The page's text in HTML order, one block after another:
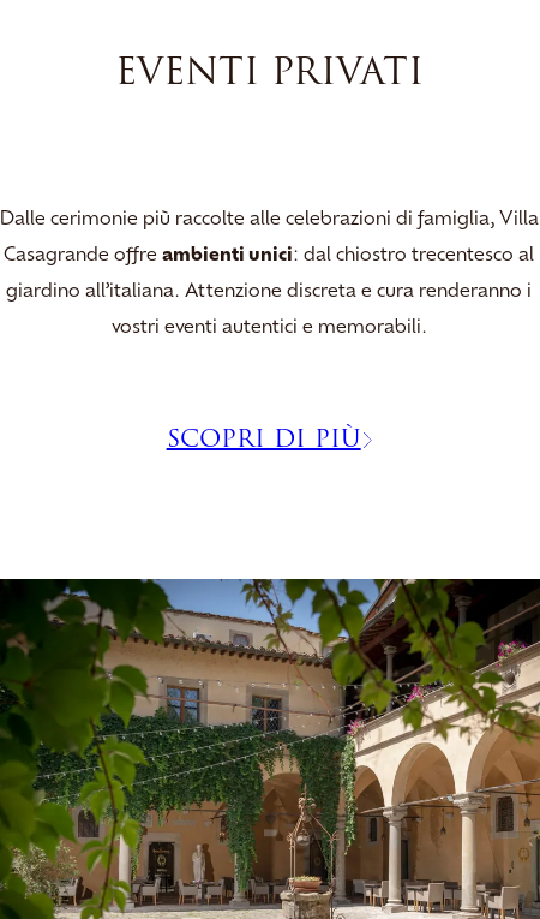
EVENTI PRIVATI
Dalle cerimonie più raccolte alle celebrazioni di famiglia, Villa
Casagrande offreambienti unici: dal chiostro trecentesco al
giardino all’italiana. Attenzione discreta e cura renderanno i
vostri eventi autentici e memorabili.
SCOPRI DI PIÙ